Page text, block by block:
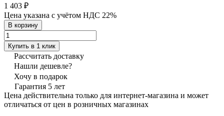
1 403 ₽
Цена указана с учётом НДС 22%
В корзину
Купить в 1 клик
Рассчитать доставку
Нашли дешевле?
Хочу в подарок
Гарантия 5 лет
Цена действительна только для интернет-магазина и может
отличаться от цен в розничных магазинах